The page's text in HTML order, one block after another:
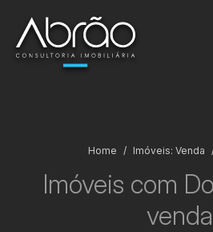
Home Imóveis: Venda
Imóveis com
venda